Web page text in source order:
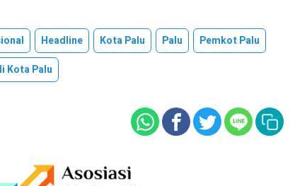
Headline Kota Palu Palu
Pemkot Palu
Kota Palu